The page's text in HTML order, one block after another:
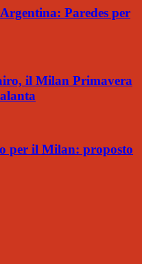
Paredes per
il Milan Primavera
per il Milan: proposto